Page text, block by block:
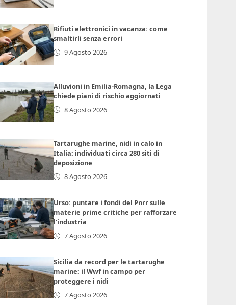
Rifiuti elettronici in vacanza: come
smaltirli senza errori
9 Agosto 2026
Alluvioni in Emilia-Romagna, la Lega
chiede piani di rischio aggiornati
8 Agosto 2026
Tartarughe marine, nidi in calo in
Italia: individuati circa 280 siti di
deposizione
8 Agosto 2026
Urso: puntare i fondi del Pnrr sulle
materie prime critiche per rafforzare
l’industria
7 Agosto 2026
Sicilia da record per le tartarughe
marine: il Wwf in campo per
proteggere i nidi
7 Agosto 2026